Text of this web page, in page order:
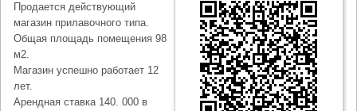
Продается действующий
магазин прилавочного типа.
Общая площадь помещения 98
м2.
Магазин успешно работает 12
лет.
Арендная ставка 140. 000 в